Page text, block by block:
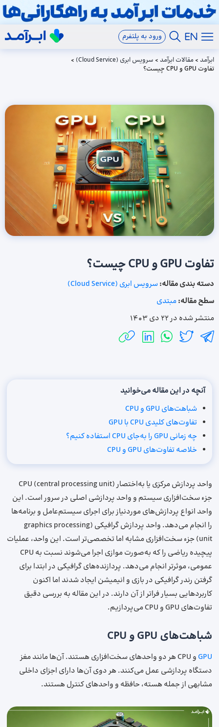
ورود به پلتفرم
ابرآمد > مقالات ابرآمد > سرویس ابری (Cloud Service)
>
تفاوت GPU و CPU چیست؟
تفاوت GPU و CPU چیست؟
دسته بندی مقاله:سرویس ابری (Cloud Service)
سطح مقاله:مبتدی
منتشر شده در 22 دی 1403
آنچه در این مقاله می‌خوانید
شباهت‌های GPU و CPU
تفاوت‌های کلیدی CPU با GPU
چه زمانی GPU‌ را به‌جای CPU استفاده کنیم؟
خلاصه تفاوت‌های GPU و CPU
واحد پردازش مرکزی یا به‌اختصار CPU (central processing unit)
جزء سخت‌افزاری سیستم و واحد پردازشی اصلی در سرور است. این
واحد انواع پردازش‌های موردنیاز برای اجرای سیستم‌عامل و برنامه‌ها
را انجام می‌دهد. واحد پردازش گرافیکی (graphics processing
unit) جزء سخت‌افزاری مشابه اما تخصصی‌تر است. این واحد، عملیات
پیچیده ریاضی را که به‌صورت موازی اجرا می‌شوند نسبت به CPU
عمومی، موثرتر انجام می‌دهد. پردازنده‌های گرافیکی در ابتدا برای
گرفتن رندر گرافیکی در بازی و انیمیشن ایجاد شدند اما اکنون
کاربردهایی بسیار فراتر از آن دارند. در این مقاله به بررسی دقیق
تفاوت‌های GPU و CPU می‌پردازیم.
شباهت‌های GPU و CPU
GPU
و CPU هر دو واحدهای سخت‌افزاری هستند. آن‌ها مانند مغز
دستگاه پردازشی عمل می‌کنند. هر دوی آن‌ها دارای اجزای داخلی
مشابهی از جمله هسته‌، حافظه و واحدهای کنترل هستند.